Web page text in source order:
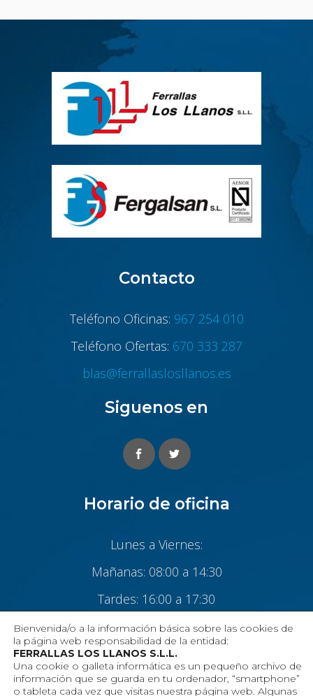
Contacto
Teléfono Oficinas: 967 254 010
Teléfono Ofertas: 670 333 287
blas@ferrallaslosllanos.es
Siguenos en
Horario de oficina
Lunes a Viernes:
Mañanas: 08:00 a 14:30
Tardes: 16:00 a 17:30
Realizado por:
Bienvenida/o a la información básica sobre las cookies de
la página web responsabilidad de la entidad:
FERRALLAS LOS LLANOS S.L.L.
Una cookie o galleta informática es un pequeño archivo de
información que se guarda en tu ordenador, “smartphone”
o tableta cada vez que visitas nuestra página web. Algunas